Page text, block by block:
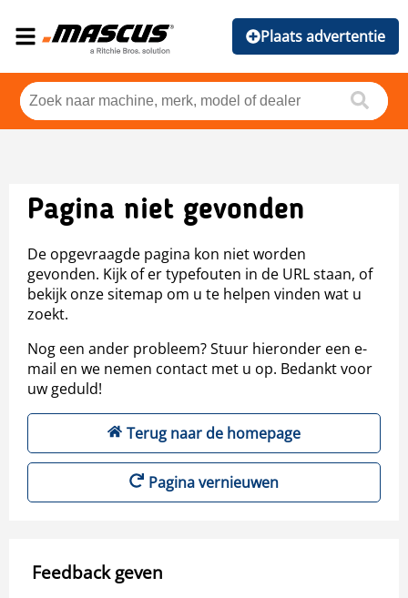
Plaats advertentie
Pagina niet gevonden
De opgevraagde pagina kon niet worden
gevonden. Kijk of er typefouten in de URL staan, of
bekijk onze sitemap om u te helpen vinden wat u
zoekt.
Nog een ander probleem? Stuur hieronder een e-
mail en we nemen contact met u op. Bedankt voor
uw geduld!
Terug naar de homepage
Pagina vernieuwen
Feedback geven